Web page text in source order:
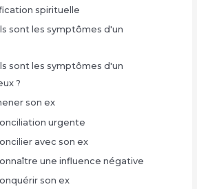
spirituelle
sont les symptômes d'un
sont les symptômes d'un
?
son ex
urgente
avec son ex
une influence négative
son ex